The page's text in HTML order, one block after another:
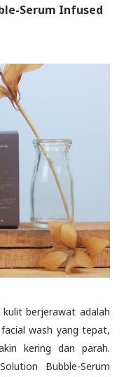
Serum Infused
berjerawat adalah
wash yang tepat,
kering dan parah.
Bubble-Serum